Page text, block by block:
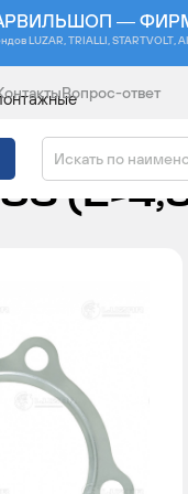
—
LUZAR, TRIALLI, STARTVOLT,
Вопрос-ответ
(Е-